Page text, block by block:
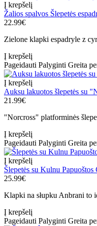
Į krepšelį
Žalios spalvos Šlepetės
22.99€
Zielone klapki espadryle z
Į krepšelį
Pageidauti Palyginti Greita
Į krepšelį
Auksu lakuotos šlepetės su
21.99€
"Norcross" platforminės
Į krepšelį
Pageidauti Palyginti Greita
Į krepšelį
Šlepetės su Kulnu
25.99€
Klapki na słupku Anbrani to
Į krepšelį
Pageidauti Palyginti Greita